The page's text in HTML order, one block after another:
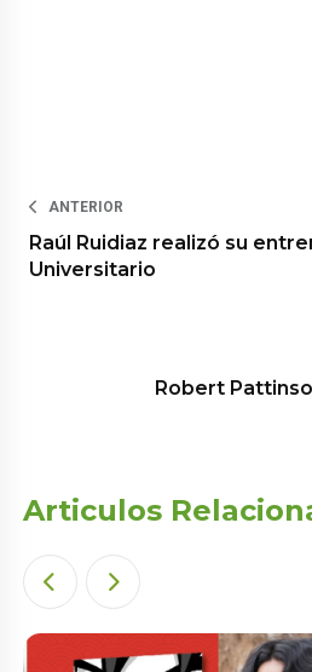
ANTERIOR
Raúl Ruidiaz realizó su
Universitario
Robert
Articulos